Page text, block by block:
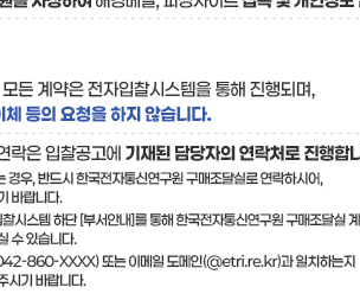
기술사업화플랫폼/기
기술예고
보유특허